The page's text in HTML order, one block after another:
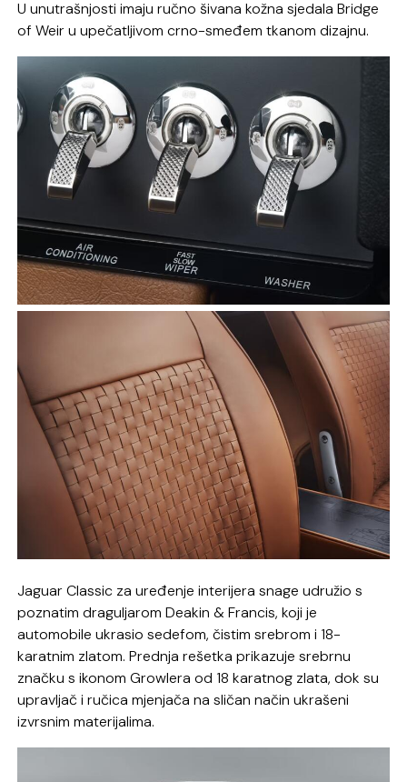
U unutrašnjosti imaju ručno šivana kožna sjedala Bridge
of Weir u upečatljivom crno-smeđem tkanom dizajnu.
Jaguar Classic za uređenje interijera snage udružio s
poznatim draguljarom Deakin & Francis, koji je
automobile ukrasio sedefom, čistim srebrom i 18-
karatnim zlatom. Prednja rešetka prikazuje srebrnu
značku s ikonom Growlera od 18 karatnog zlata, dok su
upravljač i ručica mjenjača na sličan način ukrašeni
izvrsnim materijalima.